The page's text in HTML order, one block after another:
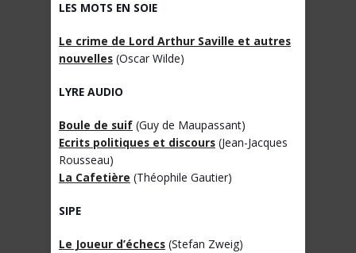
LES MOTS EN SOIE
Le crime de Lord Arthur Saville et autres
nouvelles (Oscar Wilde)
LYRE AUDIO
Boule de suif (Guy de Maupassant)
Ecrits politiques et discours (Jean-Jacques
Rousseau)
La Cafetière (Théophile Gautier)
SIPE
Le Joueur d’échecs (Stefan Zweig)